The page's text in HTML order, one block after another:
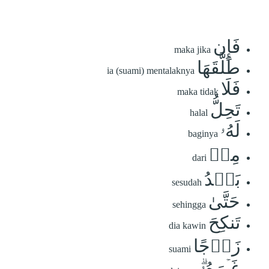
فَإِن maka jika
طَلَّقَهَا ia (suami) mentalaknya
فَلَا maka tidak
تَحِلُّ halal
لَهُۥ baginya
مِنۢ dari
بَعۡدُ sesudah
حَتَّىٰ sehingga
تَنكِحَ dia kawin
زَوۡجًا suami